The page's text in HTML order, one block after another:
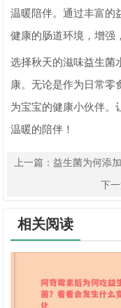
温暖陪伴。通过丰富的
健康的肠道环境，增强
选择秋天的滋味益生菌
康。无论是作为日常零
为宝宝的健康小伙伴。
温暖的陪伴！
上一篇：益生菌为何添
下一
相关阅读